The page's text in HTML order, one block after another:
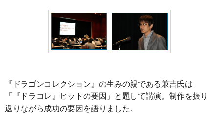
『ドラゴンコレクション』の生みの親である兼吉氏は
「『ドラコレ』ヒットの要因」と題して講演。制作を振り
返りながら成功の要因を語りました。